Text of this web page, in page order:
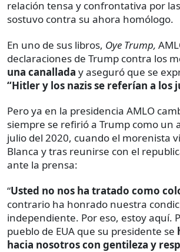
relación tensa y confrontativa por
sostuvo contra su ahora homólogo.
En uno de sus libros, Oye Trump,
declaraciones de Trump contra los
una canallada y aseguró que se
“Hitler y los nazis se referían a los
Pero ya en la presidencia AMLO
siempre se refirió a Trump como un
julio del 2020, cuando el morenista
Blanca y tras reunirse con el
ante la prensa:
“Usted no nos ha tratado como
contrario ha honrado nuestra
independiente. Por eso, estoy aquí.
pueblo de EUA que su presidente se
hacia nosotros con gentileza y